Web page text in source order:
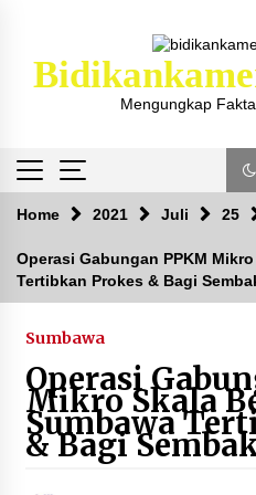
Mengungkap
Breaking News
Kejaksaan KSB Mulai Lidik Mafia
Sekongkang Bawah
2 tahun ago
Laporan Dugaan Pencabulan di
Kec. Plampang, Polres Sumbawa
Proses Penyelidikan Berjalan
4 minggu ago
Home 2021 Juli 25
Operasi Gabungan PPKM
Tertibkan Prokes & Bagi
Sumbawa
Operasi
Mikro Skala
Sumbawa
& Bagi